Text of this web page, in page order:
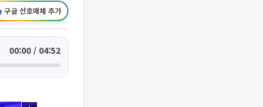
구글 선호매체 추가
00:00 / 04:52